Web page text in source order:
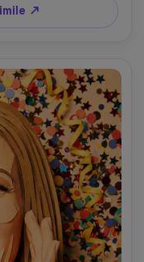
trama tattile della
di campo bassa,
↗